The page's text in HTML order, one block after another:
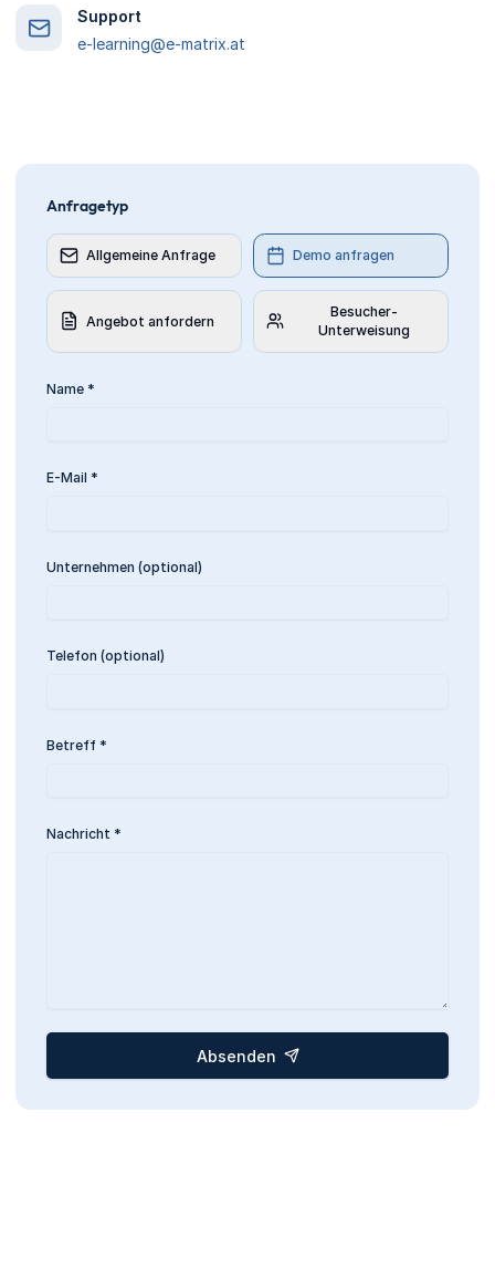
Support
e-learning@e-matrix.at
Anfragetyp
Allgemeine Anfrage Demo anfragen
Angebot anfordern
Besucher-
Unterweisung
Name *
E-Mail *
Unternehmen (optional)
Telefon (optional)
Betreff *
Nachricht *
Absenden